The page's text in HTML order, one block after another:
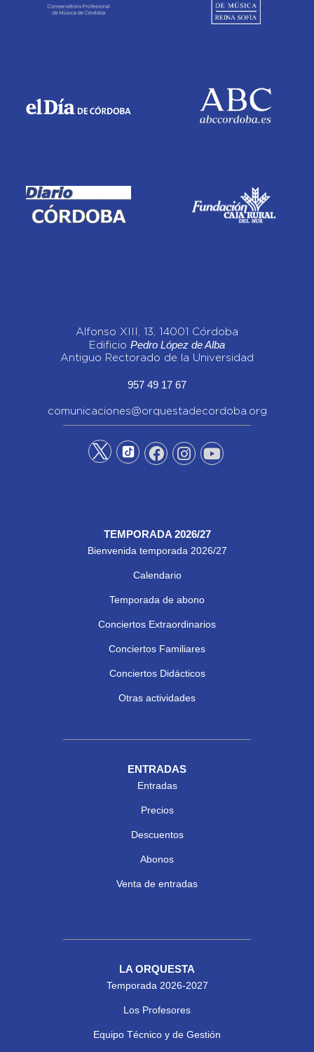
Alfonso XIII, 13, 14001 Córdoba
Edificio Pedro López de Alba
Antiguo Rectorado de la Universidad
957 49 17 67
comunicaciones@orquestadecordoba.org
TEMPORADA 2026/27
Bienvenida temporada 2026/27
Calendario
Temporada de abono
Conciertos Extraordinarios
Conciertos Familiares
Conciertos Didácticos
Otras actividades
ENTRADAS
Entradas
Precios
Descuentos
Abonos
Venta de entradas
LA ORQUESTA
Temporada 2026-2027
Los Profesores
Equipo Técnico y de Gestión